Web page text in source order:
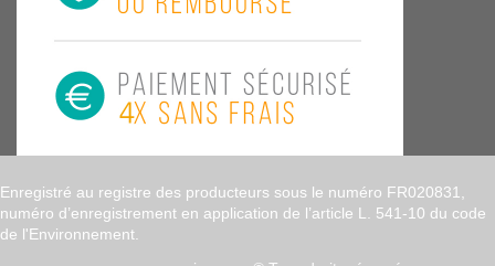
Enregistré au registre des producteurs sous le numéro FR020831,
numéro d’enregistrement en application de l’article L. 541-10 du code
de l'Environnement.